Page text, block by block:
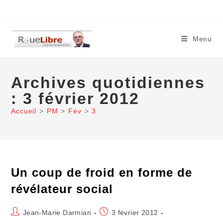
content
Menu
Archives quotidiennes
: 3 février 2012
Accueil > PM > Fév > 3
Un coup de froid en forme de
révélateur social
Auteur/autrice
Jean-Marie Darmian
Publication
3 février 2012